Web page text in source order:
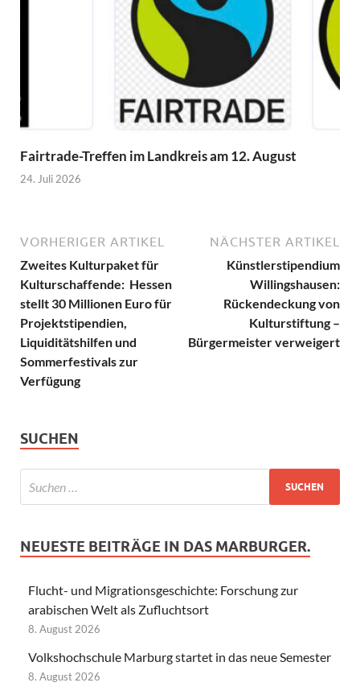
Fairtrade-Treffen im Landkreis am 12. August
24. Juli 2026
VORHERIGER ARTIKEL
Zweites Kulturpaket für
Kulturschaffende: Hessen
stellt 30 Millionen Euro für
Projektstipendien,
Liquiditätshilfen und
Sommerfestivals zur
Verfügung
NÄCHSTER ARTIKEL
Künstlerstipendium
Willingshausen:
Rückendeckung von
Kulturstiftung –
Bürgermeister verweigert
SUCHEN
NEUESTE BEITRÄGE IN DAS MARBURGER.
Flucht- und Migrationsgeschichte: Forschung zur
arabischen Welt als Zufluchtsort
8. August 2026
Volkshochschule Marburg startet in das neue Semester
8. August 2026